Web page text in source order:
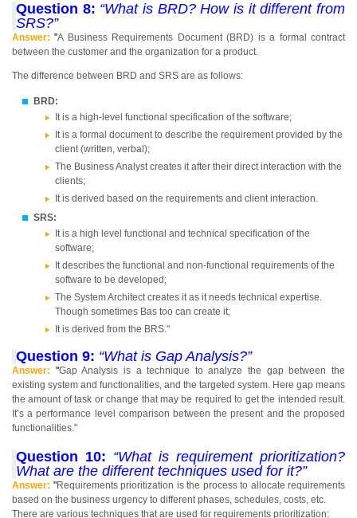
Question 8: “What is BRD? How is it different from
SRS?”
Answer: "A Business Requirements Document (BRD) is a formal contract
between the customer and the organization for a product.
The difference between BRD and SRS are as follows:
BRD:
It is a high-level functional specification of the software;
It is a formal document to describe the requirement provided by the
client (written, verbal);
The Business Analyst creates it after their direct interaction with the
clients;
It is derived based on the requirements and client interaction.
SRS:
It is a high level functional and technical specification of the
software;
It describes the functional and non-functional requirements of the
software to be developed;
The System Architect creates it as it needs technical expertise.
Though sometimes Bas too can create it;
It is derived from the BRS."
Question 9: “What is Gap Analysis?”
Answer: "Gap Analysis is a technique to analyze the gap between the
existing system and functionalities, and the targeted system. Here gap means
the amount of task or change that may be required to get the intended result.
It’s a performance level comparison between the present and the proposed
functionalities."
Question 10: “What is requirement prioritization?
What are the different techniques used for it?”
Answer: "Requirements prioritization is the process to allocate requirements
based on the business urgency to different phases, schedules, costs, etc.
There are various techniques that are used for requirements prioritization: